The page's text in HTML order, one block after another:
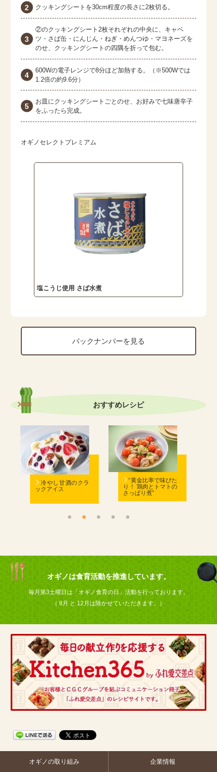
クッキングシートを30cm程度の長さに2枚切る。
②のクッキングシート2枚それぞれの中央に、キャベ
ツ・さば缶・にんじん・ねぎ・めんつゆ・マヨネーズを
のせ、クッキングシートの四隅を折って包む。
600Wの電子レンジで8分ほど加熱する。（※500Wでは
1.2倍の約9.6分）
お皿にクッキングシートごとのせ、お好みで七味唐辛子
をふったら完成。
オギノセレクトプレミアム
塩こうじ使用 さば水煮
バックナンバーを見る
おすすめレシピ
冷やし甘酒のクラ
ックアイス
“黄金比率で味ぴた
り！ 鶏肉とトマトの
さっぱり煮”
オギノは食育活動を推進しています。
毎月第3土曜日は「オギノ食育の日」活動を行っております。
（ 8月 と 12月は除かせていただきます。）
オギノの取り組み 企業情報